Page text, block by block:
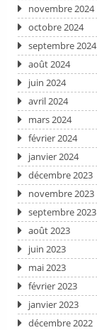
novembre 2024
octobre 2024
septembre 2024
août 2024
juin 2024
avril 2024
mars 2024
février 2024
janvier 2024
décembre 2023
novembre 2023
septembre 2023
août 2023
juin 2023
mai 2023
février 2023
janvier 2023
décembre 2022